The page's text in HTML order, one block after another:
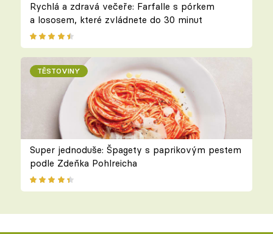
Rychlá a zdravá večeře: Farfalle s pórkem
a lososem, které zvládnete do 30 minut
TĚSTOVINY
Super jednoduše: Špagety s paprikovým pestem
podle Zdeňka Pohlreicha